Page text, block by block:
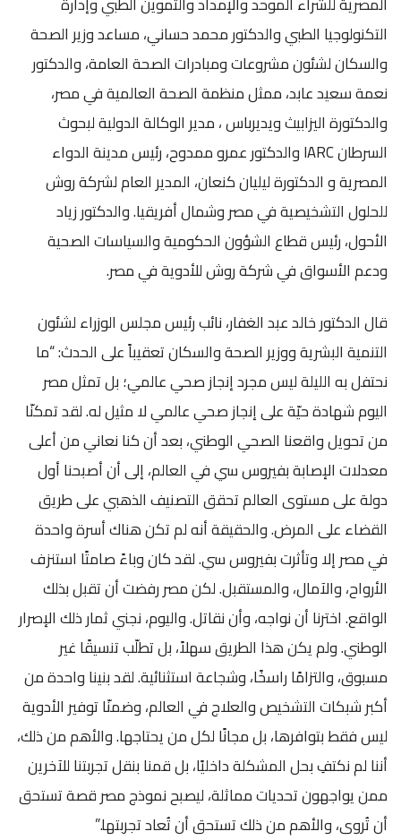
التكنولوجيا الطبي والدكتور محمد حساني، مساعد وزير الصحة
والسكان لشئون مشروعات ومبادرات الصحة العامة، والدكتور
نعمة سعيد عابد، ممثل منظمة الصحة العالمية في مصر،
والدكتورة اليزابيث ويديرباس ، مدير الوكالة الدولية لبحوث
السرطان IARC والدكتور عمرو ممدوح، رئيس مدينة الدواء
المصرية و الدكتورة ليليان كنعان، المدير العام لشركة روش
للحلول التشخيصية في مصر وشمال أفريقيا. والدكتور زياد
الأحول، رئيس قطاع الشؤون الحكومية والسياسات الصحية
ودعم الأسواق في شركة روش للأدوية في مصر.
قال الدكتور خالد عبد الغفار، نائب رئيس مجلس الوزراء لشئون
التنمية البشرية ووزير الصحة والسكان تعقيباً على الحدث: “ما
نحتفل به الليلة ليس مجرد إنجاز صحي عالمي؛ بل تمثل مصر
اليوم شهادة حيّة على إنجاز صحي عالمي لا مثيل له. لقد تمكنّا
من تحويل واقعنا الصحي الوطني، بعد أن كنا نعاني من أعلى
معدلات الإصابة بفيروس سي في العالم، إلى أن أصبحنا أول
دولة على مستوى العالم تحقق التصنيف الذهبي على طريق
القضاء على المرض. والحقيقة أنه لم تكن هناك أسرة واحدة
في مصر إلا وتأثرت بفيروس سي. لقد كان وباءً صامتًا استنزف
الأرواح، والآمال، والمستقبل. لكن مصر رفضت أن تقبل بذلك
الواقع. اخترنا أن نواجه، وأن نقاتل. واليوم، نجني ثمار ذلك الإصرار
الوطني. ولم يكن هذا الطريق سهلاً، بل تطلّب تنسيقًا غير
مسبوق، والتزامًا راسخًا، وشجاعة استثنائية. لقد بنينا واحدة من
أكبر شبكات التشخيص والعلاج في العالم، وضمنّا توفير الأدوية
ليس فقط بتوافرها، بل مجانًا لكل من يحتاجها. والأهم من ذلك،
أننا لم نكتفِ بحل المشكلة داخليًا، بل قمنا بنقل تجربتنا للآخرين
ممن يواجهون تحديات مماثلة، ليصبح نموذج مصر قصة تستحق
أن تُروى، والأهم من ذلك تستحق أن تُعاد تجربتها.”